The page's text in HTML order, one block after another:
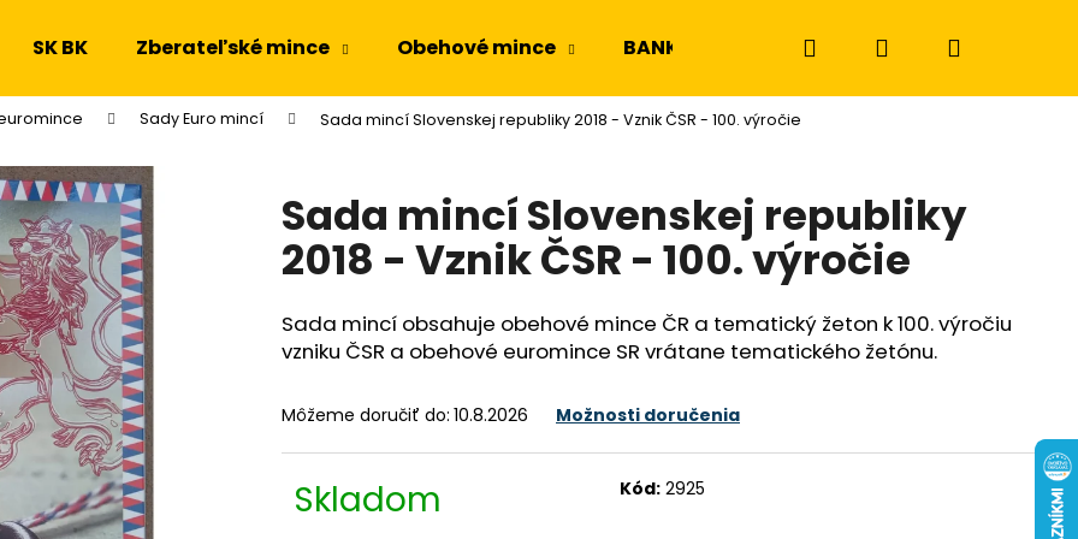
SK BK Zberateľské mince Obehové mince BANKOVKY NGC a PMG Odznaky a
HľadaťPrihlásenieNákupný
Sady Euro mincí Sada mincí Slovenskej republiky 2018 - Vznik ČSR - 100. výročie
Sada mincí Slovenskej republiky
2018 - Vznik ČSR - 100. výročie
Sada mincí obsahuje obehové mince ČR a tematický žeton k 100. výročiu
vzniku ČSR a obehové euromince SR vrátane tematického žetónu.
Môžeme doručiť do: 10.8.2026 Možnosti doručenia
Skladom Kód: 2925
Čo potrebujete nájsť?
HĽADAŤ
Odporúčame